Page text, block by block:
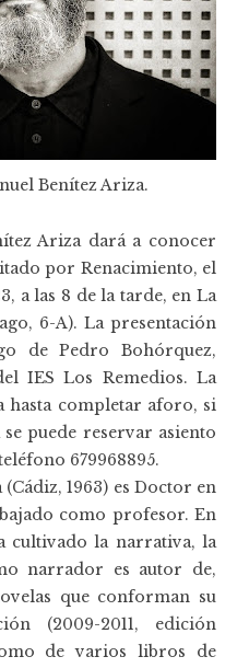
Benítez Ariza.
Ariza dará a conocer
por Renacimiento, el
a las 8 de la tarde, en La
6-A). La presentación
de Pedro Bohórquez,
IES Los Remedios. La
hasta completar aforo, si
puede reservar asiento
679968895.
1963) es Doctor en
como profesor. En
cultivado la narrativa, la
narrador es autor de,
que conforman su
(2009-2011, edición
de varios libros de